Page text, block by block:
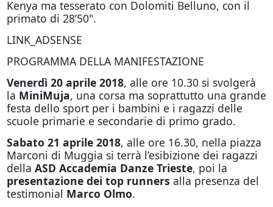
Kenya ma tesserato con Dolomiti Belluno, con il
primato di 28’50".
LINK_ADSENSE
PROGRAMMA DELLA MANIFESTAZIONE
Venerdì 20 aprile 2018, alle ore 10.30 si svolgerà
la MiniMuja, una corsa ma soprattutto una grande
festa dello sport per i bambini e i ragazzi delle
scuole primarie e secondarie di primo grado.
Sabato 21 aprile 2018, alle ore 16.30, nella piazza
Marconi di Muggia si terrà l’esibizione dei ragazzi
della ASD Accademia Danze Trieste, poi la
presentazione dei top runners alla presenza del
testimonial Marco Olmo.